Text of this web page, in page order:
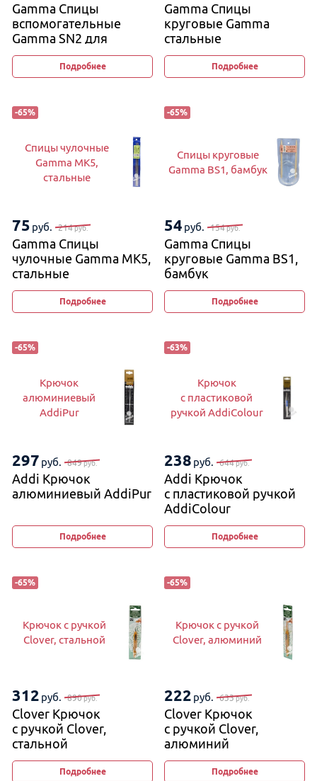
Gamma Спицы
вспомогательные
Gamma SN2 для
вязания кос и жгутов
2,5 мм и 4 мм, 11−12 см
(изогнутые)
Подробнее
Gamma Спицы
круговые Gamma
стальные
на металлической
Подробнее
-65%
Спицы чулочные
Gamma MK5,
стальные
75 руб. 214руб.
Gamma Спицы
чулочные Gamma MK5,
стальные
Подробнее
-65%
Спицы круговые
Gamma BS1, бамбук
54 руб. 154руб.
Gamma Спицы
круговые Gamma BS1,
бамбук
Подробнее
-65%
Крючок
алюминиевый
AddiPur
297 руб. 849руб.
Addi Крючок
алюминиевый AddiPur
Подробнее
-63%
Крючок
с пластиковой
ручкой AddiColour
238 руб. 644руб.
Addi Крючок
с пластиковой ручкой
AddiColour
Подробнее
-65%
Крючок с ручкой
Clover, стальной
312 руб. 890руб.
Clover Крючок
с ручкой Clover,
стальной
Подробнее
-65%
Крючок с ручкой
Clover, алюминий
222 руб. 633руб.
Clover Крючок
с ручкой Clover,
алюминий
Подробнее